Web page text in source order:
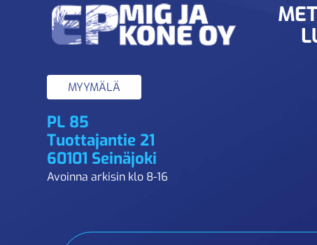
MYYMÄLÄ
PL 85
Tuottajantie 21
60101 Seinäjoki
Avoinna arkisin klo 8-16